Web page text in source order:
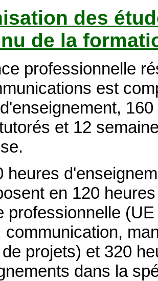
des
de la
professionnelle
est
et 12
heures
en 120
professionnelle
communication,
projets) et 320
dans la